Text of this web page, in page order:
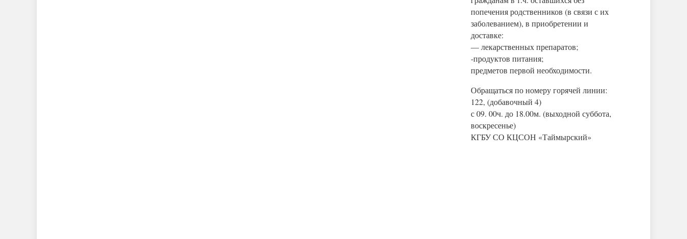
попечения родственников (в связи с их
заболеванием), в приобретении и
доставке:
— лекарственных препаратов;
-продуктов питания;
предметов первой необходимости.
Обращаться по номеру горячей линии:
122, (добавочный 4)
с 09. 00ч. до 18.00м. (выходной суббота,
воскресенье)
КГБУ СО КЦСОН «Таймырский»